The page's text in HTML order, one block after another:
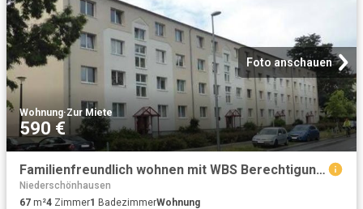
Foto anschauen
Wohnung·Zur Miete
590 €
Familienfreundlich wohnen mit WBS Berechtigung 160 220
Niederschönhausen
67 m²4 Zimmer1 BadezimmerWohnung